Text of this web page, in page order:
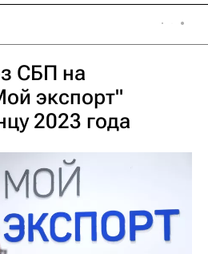
СБП на
экспорт"
2023 года